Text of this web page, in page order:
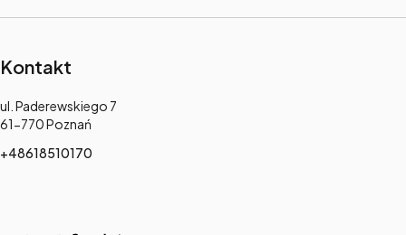
Kontakt
Adres:
ul. Paderewskiego 7
61-770 Poznań
+48618510170